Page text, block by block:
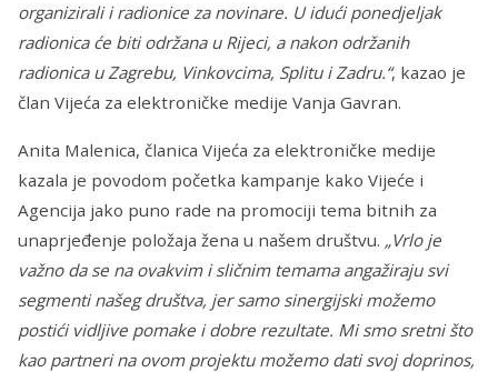
organizirali i radionice za novinare. U idući ponedjeljak
radionica će biti održana u Rijeci, a nakon održanih
radionica u Zagrebu, Vinkovcima, Splitu i Zadru.“, kazao je
član Vijeća za elektroničke medije Vanja Gavran.
Anita Malenica, članica Vijeća za elektroničke medije
kazala je povodom početka kampanje kako Vijeće i
Agencija jako puno rade na promociji tema bitnih za
unaprjeđenje položaja žena u našem društvu. „Vrlo je
važno da se na ovakvim i sličnim temama angažiraju svi
segmenti našeg društva, jer samo sinergijski možemo
postići vidljive pomake i dobre rezultate. Mi smo sretni što
kao partneri na ovom projektu možemo dati svoj doprinos,